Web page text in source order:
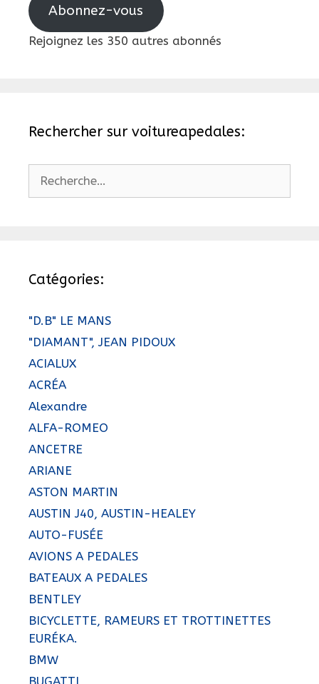
Abonnez-vous
Rejoignez les 350 autres abonnés
Rechercher sur voitureapedales:
Catégories:
"D.B" LE MANS
"DIAMANT", JEAN PIDOUX
ACIALUX
ACRÉA
Alexandre
ALFA-ROMEO
ANCETRE
ARIANE
ASTON MARTIN
AUSTIN J40, AUSTIN-HEALEY
AUTO-FUSÉE
AVIONS A PEDALES
BATEAUX A PEDALES
BENTLEY
BICYCLETTE, RAMEURS ET TROTTINETTES
EURÉKA.
BMW
BUGATTI